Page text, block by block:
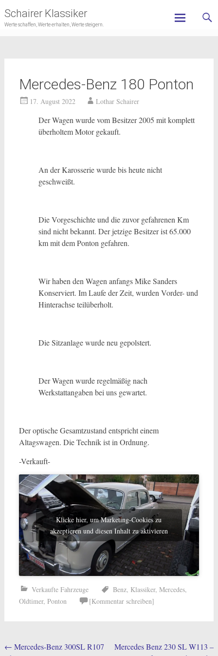
Schairer Klassiker
Werte schaffen, Werte erhalten, Werte steigern.
Mercedes-Benz 180 Ponton
17. August 2022 Lothar Schairer
Der Wagen wurde vom Besitzer 2005 mit komplett
überholtem Motor gekauft.
An der Karosserie wurde bis heute nicht
geschweißt.
Die Vorgeschichte und die zuvor gefahrenen Km
sind nicht bekannt. Der jetzige Besitzer ist 65.000
km mit dem Ponton gefahren.
Wir haben den Wagen anfangs Mike Sanders
Konserviert. Im Laufe der Zeit, wurden Vorder- und
Hinterachse teilüberholt.
Die Sitzanlage wurde neu gepolstert.
Der Wagen wurde regelmäßig nach
Werkstattangaben bei uns gewartet.
Der optische Gesamtzustand entspricht einem
Altagswagen. Die Technik ist in Ordnung.
-Verkauft-
Klicke hier, um Marketing-Cookies zu
akzeptieren und diesen Inhalt zu aktivieren
Verkaufte Fahrzeuge Benz, Klassiker, Mercedes,
Oldtimer, Ponton [Kommentar schreiben]
Post
← Mercedes-Benz 300SL R107
Mercedes Benz 230 SL W113 –